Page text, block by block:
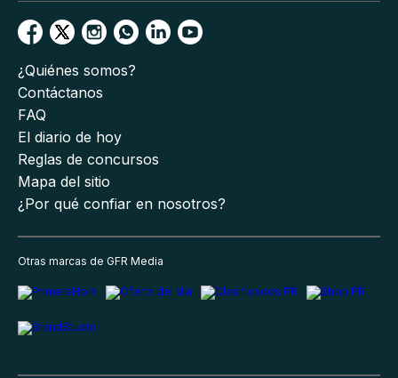
¿Quiénes somos?
Contáctanos
FAQ
El diario de hoy
Reglas de concursos
Mapa del sitio
¿Por qué confiar en nosotros?
Otras marcas de GFR Media